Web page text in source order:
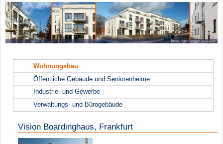
Wohnungsbau
Öffentliche Gebäude und Seniorenheime
Industrie- und Gewerbe
Verwaltungs- und Bürogebäude
Vision Boardinghaus, Frankfurt